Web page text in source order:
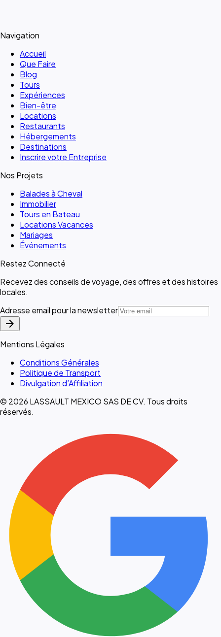
Navigation
Accueil
Que Faire
Blog
Tours
Expériences
Bien-être
Locations
Restaurants
Hébergements
Destinations
Inscrire votre Entreprise
Nos Projets
Balades à Cheval
Immobilier
Tours en Bateau
Locations Vacances
Mariages
Événements
Restez Connecté
Recevez des conseils de voyage, des offres et des histoires
locales.
Adresse email pour la newsletter
arrow_forward
Mentions Légales
Conditions Générales
Politique de Transport
Divulgation d’Affiliation
© 2026 LASSAULT MEXICO SAS DE CV. Tous droits
réservés.